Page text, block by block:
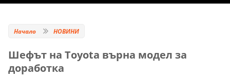
Начало НОВИНИ
Шефът на Toyota върна модел за
доработка